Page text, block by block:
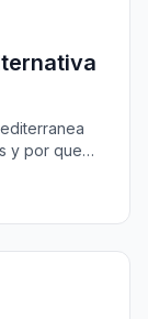
y por que